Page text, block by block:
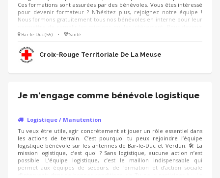
Ces formations sont assurées par des bénévoles. Vous êtes intéressé
pour devenir formateur ? N’hésitez plus, rejoignez notre équipe !
Nous formons gratuitement tous nos bénévoles en interne pour leur
formateur, les seules conditions requises sont d’être âgé d’au moins
18 ans et de disposer de suffisamment de temps pour suivre le
parcours de formation, et assurer une formation par mois ou plus
(une journée).
Bar-le-Duc (55) • Santé
Croix-Rouge Territoriale De La Meuse
Je m'engage comme bénévole logistique
Logistique / Manutention
Tu veux être utile, agir concrètement et jouer un rôle essentiel dans
les actions de terrain. C’est pourquoi tu peux rejoindre l’équipe
logistique bénévole sur les antennes de Bar-le-Duc et Verdun. 🛠️ La
mission logistique, c’est quoi ? Sans logistique, aucune action n’est
possible. L’équipe logistique, c’est le maillon indispensable qui
permet aux équipes de secours, de formation et d’action sociale